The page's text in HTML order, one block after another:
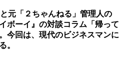
と元「２ちゃんねる」管理人の
ボーイ』の対談コラム「帰って
今回は、現代のビジネスマンに
。